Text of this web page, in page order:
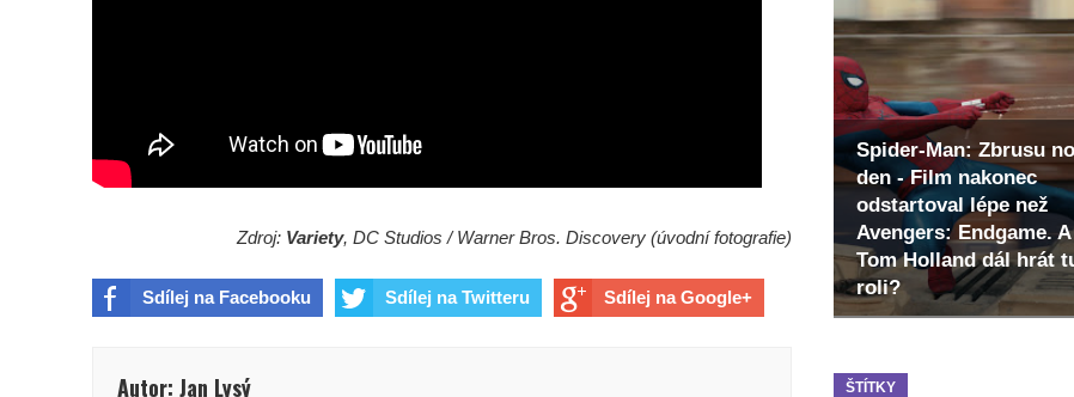
Spider-Man: Zbrusu
den - Film nakonec
odstartoval lépe než
Avengers: Endgame.
Tom Holland dál hrát
roli?
ŠTÍTKY
Zdroj: Variety, DC Studios / Warner Bros. Discovery (úvodní fotografie)
Sdílej na Facebooku Sdílej na Twitteru Sdílej na Google+
Autor: Jan Lysý